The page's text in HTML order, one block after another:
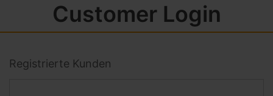
Customer Login
Registrierte Kunden